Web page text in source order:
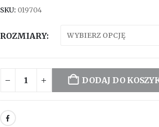
SKU: 019704
ROZMIARY
DODAJ DO